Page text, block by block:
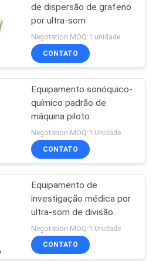
de dispersão de grafeno
por ultra-som
Negotation MOQ:1 unidade
CONTATO
Equipamento sonóquico-
químico padrão de
máquina piloto
Negotation MOQ:1 Unidade
CONTATO
Equipamento de
investigação médica por
ultra-som de divisão
celular biológica
Negotation MOQ:1 Unidade
CONTATO